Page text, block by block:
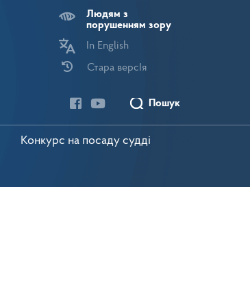
Людям з
порушенням зору
In English
Стара версІя
Пошук
Конкурс на посаду судді